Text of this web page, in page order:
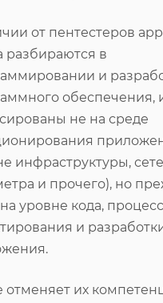
от пентестеров
разбираются в
и
обеспечения,
не на среде
инфраструктуры,
и прочего), но
уровне кода,
и
отменяет их